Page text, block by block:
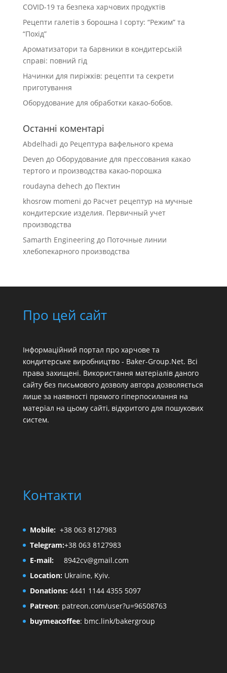
COVID-19 та безпека харчових продуктів
Рецепти галетів з борошна І сорту: “Режим” та
“Похід”
Ароматизатори та барвники в кондитерській
справі: повний гід
Начинки для пиріжків: рецепти та секрети
приготування
Оборудование для обработки какао-бобов.
Останні коментарі
Abdelhadi до Рецептура вафельного крема
Deven до Оборудование для прессования какао
тертого и производства какао-порошка
roudayna dehech до Пектин
khosrow momeni до Расчет рецептур на мучные
кондитерские изделия. Первичный учет
производства
Samarth Engineeringдо Поточные линии
хлебопекарного производства
Про цей сайт
Інформаційний портал про харчове та
кондитерське виробництво - Baker-Group.Net. Всі
права захищені. Використання матеріалів даного
сайту без письмового дозволу автора дозволяється
лише за наявності прямого гіперпосилання на
матеріал на цьому сайті, відкритого для пошукових
систем.
Контакти
Mobile: +38 063 8127983
Telegram:+38 063 8127983
E-mail:
8942cv@gmail.com
Location:Ukraine, Kyiv.
Donations:4441 1144 4355 5097
Patreon: patreon.com/user?u=96508763
buymeacoffee: bmc.link/bakergroup